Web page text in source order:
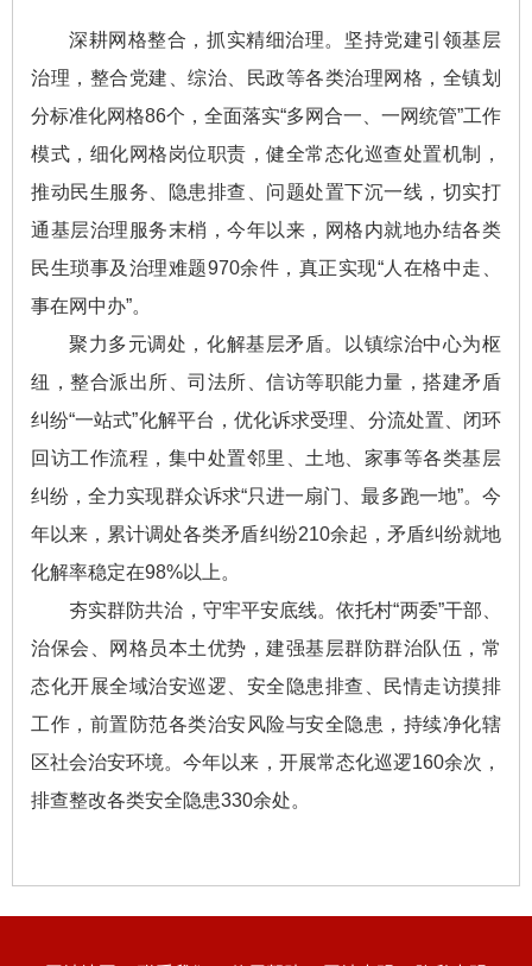
深耕网格整合，抓实精细治理。坚持党建引领基层
治理，整合党建、综治、民政等各类治理网格，全镇划
分标准化网格86个，全面落实“多网合一、一网统管”工作
模式，细化网格岗位职责，健全常态化巡查处置机制，
推动民生服务、隐患排查、问题处置下沉一线，切实打
通基层治理服务末梢，今年以来，网格内就地办结各类
民生琐事及治理难题970余件，真正实现“人在格中走、
事在网中办”。
聚力多元调处，化解基层矛盾。以镇综治中心为枢
纽，整合派出所、司法所、信访等职能力量，搭建矛盾
纠纷“一站式”化解平台，优化诉求受理、分流处置、闭环
回访工作流程，集中处置邻里、土地、家事等各类基层
纠纷，全力实现群众诉求“只进一扇门、最多跑一地”。今
年以来，累计调处各类矛盾纠纷210余起，矛盾纠纷就地
化解率稳定在98%以上。
夯实群防共治，守牢平安底线。依托村“两委”干部、
治保会、网格员本土优势，建强基层群防群治队伍，常
态化开展全域治安巡逻、安全隐患排查、民情走访摸排
工作，前置防范各类治安风险与安全隐患，持续净化辖
区社会治安环境。今年以来，开展常态化巡逻160余次，
排查整改各类安全隐患330余处。